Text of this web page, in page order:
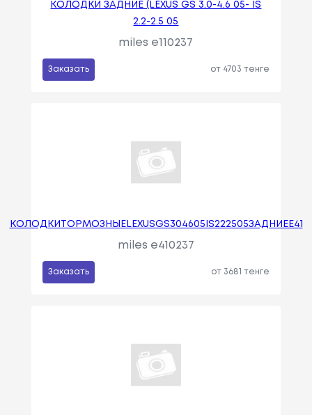
КОЛОДКИ ЗАДНИЕ (LEXUS GS 3.0-4.6 05- IS
2.2-2.5 05
miles e110237
Заказать от 4703 тенге
KOЛOДKИTOPMOЗHЫELEXUSGS304605IS222505ЗAДHИEE41
miles e410237
Заказать от 3681 тенге